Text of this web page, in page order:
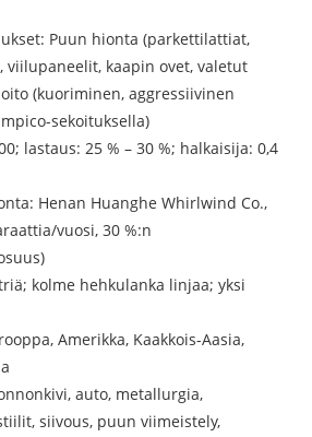
Puun hionta (parkettilattiat,
viilupaneelit, kaapin ovet, valetut
(kuoriminen, aggressiivinen
sekoituksella)
lastaus: 25 % – 30 %; halkaisija: 0,4
Henan Huanghe Whirlwind Co.,
vuosi, 30 %:n
kolme hehkulanka linjaa; yksi
Amerikka, Kaakkois-Aasia,
auto, metallurgia,
siivous, puun viimeistely,